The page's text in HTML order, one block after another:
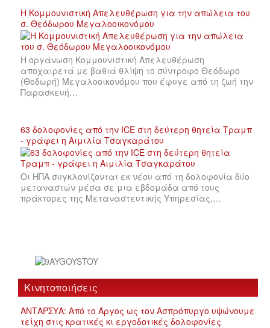
Η Κομμουνιστική Απελευθέρωση για την απώλεια του
σ. Θεόδωρου Μεγαλοοικονόμου
Η οργάνωση Κομμουνιστική Απελευθέρωση
αποχαιρετά με βαθιά θλίψη το σύντροφο Θεόδωρο
(Θοδωρή) Μεγαλοοικονόμου που έφυγε από τη ζωή την
Παρασκευή…
63 δολοφονίες από την ICE στη δεύτερη θητεία Τραμπ
- γράφει η Αιμιλία Τσαγκαράτου
Οι ΗΠΑ συγκλονίζονται εκ νέου από τη δολοφονία δύο
μεταναστών μέσα σε μια εβδομάδα από τους
πράκτορες της Μεταναστευτικής Υπηρεσίας,…
Κινητοποιήσεις
ΑΝΤΑΡΣΥΑ: Από το Άργος ως τον Ασπρόπυργο υψώνουμε
τείχη στις κρατικές κι εργοδοτικές δολοφονίες